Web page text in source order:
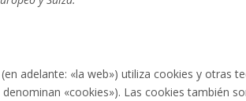
(en adelante: «la web») utiliza cookies y otras
«cookies»). Las cookies también